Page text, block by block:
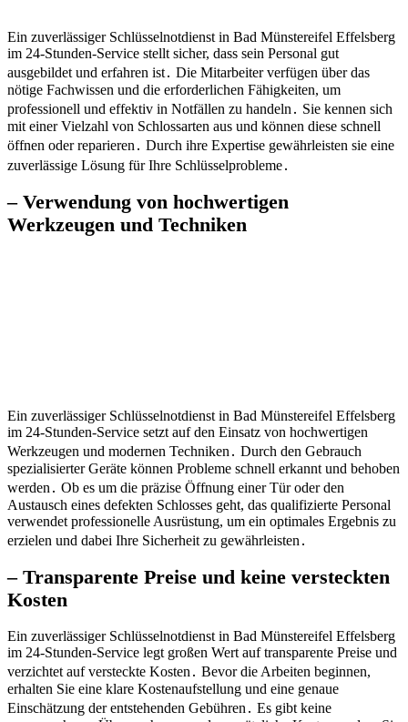
Ein zuverlässiger Schlüsselnotdienst in Bad Münstereifel Effelsberg
im 24-Stunden-Service stellt sicher, dass sein Personal gut
ausgebildet und erfahren ist․ Die Mitarbeiter verfügen über das
nötige Fachwissen und die erforderlichen Fähigkeiten, um
professionell und effektiv in Notfällen zu handeln․ Sie kennen sich
mit einer Vielzahl von Schlossarten aus und können diese schnell
öffnen oder reparieren․ Durch ihre Expertise gewährleisten sie eine
zuverlässige Lösung für Ihre Schlüsselprobleme․
– Verwendung von hochwertigen
Werkzeugen und Techniken
Ein zuverlässiger Schlüsselnotdienst in Bad Münstereifel Effelsberg
im 24-Stunden-Service setzt auf den Einsatz von hochwertigen
Werkzeugen und modernen Techniken․ Durch den Gebrauch
spezialisierter Geräte können Probleme schnell erkannt und behoben
werden․ Ob es um die präzise Öffnung einer Tür oder den
Austausch eines defekten Schlosses geht, das qualifizierte Personal
verwendet professionelle Ausrüstung, um ein optimales Ergebnis zu
erzielen und dabei Ihre Sicherheit zu gewährleisten․
– Transparente Preise und keine versteckten
Kosten
Ein zuverlässiger Schlüsselnotdienst in Bad Münstereifel Effelsberg
im 24-Stunden-Service legt großen Wert auf transparente Preise und
verzichtet auf versteckte Kosten․ Bevor die Arbeiten beginnen,
erhalten Sie eine klare Kostenaufstellung und eine genaue
Einschätzung der entstehenden Gebühren․ Es gibt keine